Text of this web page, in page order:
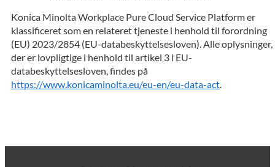
Konica Minolta Workplace Pure Cloud Service Platform er
klassificeret som en relateret tjeneste i henhold til forordning
(EU) 2023/2854 (EU-databeskyttelsesloven). Alle oplysninger,
der er lovpligtige i henhold til artikel 3 i EU-
databeskyttelsesloven, findes på
https://www.konicaminolta.eu/eu-en/eu-data-act.